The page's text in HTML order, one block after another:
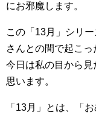
にお邪魔します。
この「13月」シリ
さんとの間で起こっ
今日は私の目から
思います。
「13月」とは、「